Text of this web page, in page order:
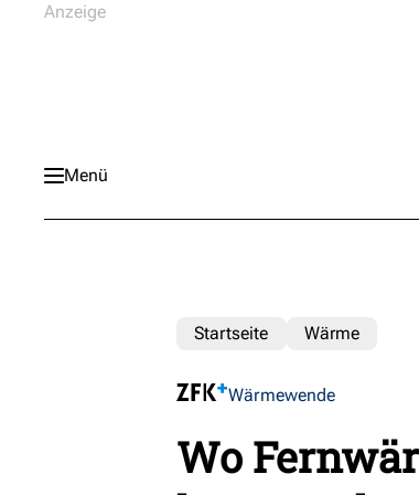
Menü
Startseite Wärme
Wärmewende
Wo